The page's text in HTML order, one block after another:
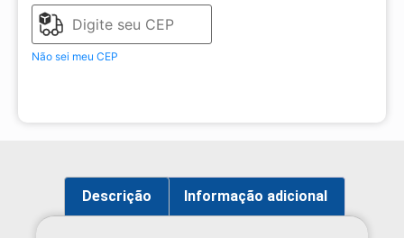
Não sei meu CEP
Descrição Informação adicional